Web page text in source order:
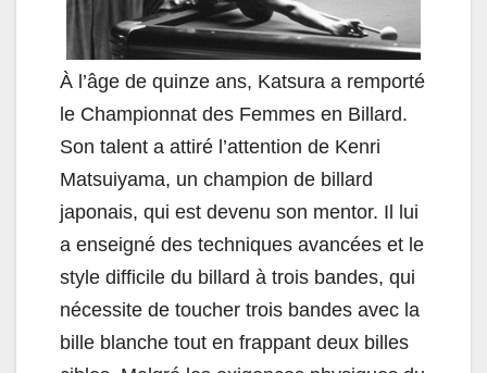
À l’âge de quinze ans, Katsura a remporté
le Championnat des Femmes en Billard.
Son talent a attiré l’attention de Kenri
Matsuiyama, un champion de billard
japonais, qui est devenu son mentor. Il lui
a enseigné des techniques avancées et le
style difficile du billard à trois bandes, qui
nécessite de toucher trois bandes avec la
bille blanche tout en frappant deux billes